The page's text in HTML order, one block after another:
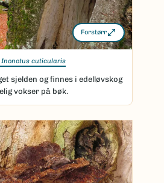
Forstørr
Inonotus cuticularis
sjelden og finnes i edelløvskog
vokser på bøk.